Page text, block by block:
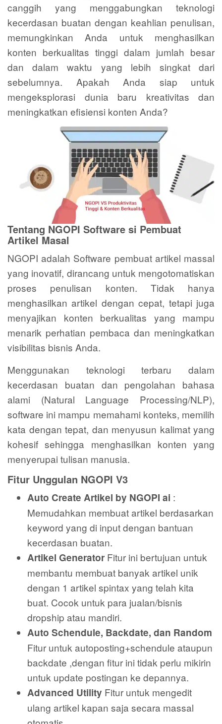
canggih yang menggabungkan teknologi
kecerdasan buatan dengan keahlian penulisan,
memungkinkan Anda untuk menghasilkan
konten berkualitas tinggi dalam jumlah besar
dan dalam waktu yang lebih singkat dari
sebelumnya. Apakah Anda siap untuk
mengeksplorasi dunia baru kreativitas dan
meningkatkan efisiensi konten Anda?
Tentang NGOPI Software si Pembuat
Artikel Masal
NGOPI adalah Software pembuat artikel massal
yang inovatif, dirancang untuk mengotomatiskan
proses penulisan konten. Tidak hanya
menghasilkan artikel dengan cepat, tetapi juga
menyajikan konten berkualitas yang mampu
menarik perhatian pembaca dan meningkatkan
visibilitas bisnis Anda.
Menggunakan teknologi terbaru dalam
kecerdasan buatan dan pengolahan bahasa
alami (Natural Language Processing/NLP),
software ini mampu memahami konteks, memilih
kata dengan tepat, dan menyusun kalimat yang
kohesif sehingga menghasilkan konten yang
menyerupai tulisan manusia.
Fitur Unggulan NGOPI V3
Auto Create Artikel by NGOPI ai :
Memudahkan membuat artikel berdasarkan
keyword yang di input dengan bantuan
kecerdasan buatan.
Artikel Generator Fitur ini bertujuan untuk
membantu membuat banyak artikel unik
dengan 1 artikel spintax yang telah kita
buat. Cocok untuk para jualan/bisnis
dropship atau mandiri.
Auto Schendule, Backdate, dan Random
Fitur untuk autoposting+schendule ataupun
backdate ,dengan fitur ini tidak perlu mikirin
untuk update postingan ke depannya.
Advanced Utility Fitur untuk mengedit
ulang artikel kapan saja secara massal